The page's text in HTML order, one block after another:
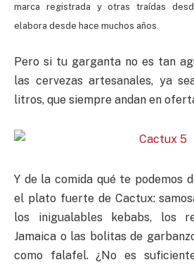
marca registrada y otras traídas
elabora desde hace muchos años.
Pero si tu garganta no es tan
las cervezas artesanales, ya
litros, que siempre andan en
Y de la comida qué te podemos
el plato fuerte de Cactux:
los inigualables kebabs, los
Jamaica o las bolitas de
como falafel. ¿No es